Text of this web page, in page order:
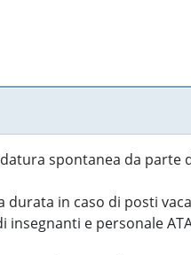
spontanea da parte
in caso di posti
e personale